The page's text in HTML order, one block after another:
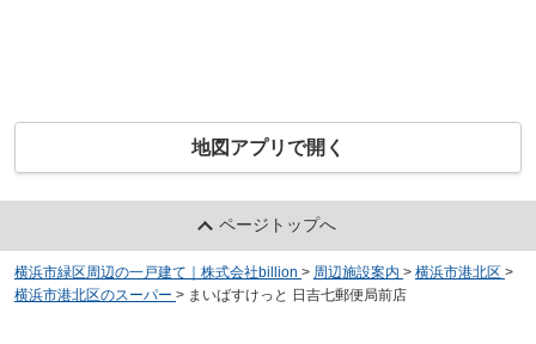
地図アプリで開く
ページトップへ
横浜市緑区周辺の一戸建て｜株式会社billion > 周辺施設案内 > 横浜市港北区 >
横浜市港北区のスーパー > まいばすけっと 日吉七郵便局前店